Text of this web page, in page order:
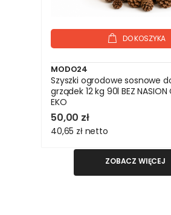
DO KOSZYKA
MODO24
Szyszki ogrodowe sosnowe
grządek 12 kg 90l BEZ NASION
EKO
50,00 zł
40,65 zł netto
ZOBACZ WIĘCEJ